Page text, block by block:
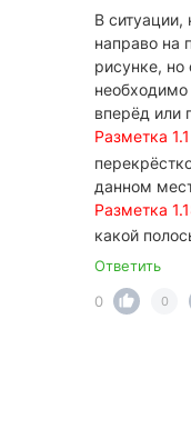
В ситуации,
направо на
рисунке,
вперёд или
Разметка 1.1
данном
Разметка
какой
Ответить
0
0